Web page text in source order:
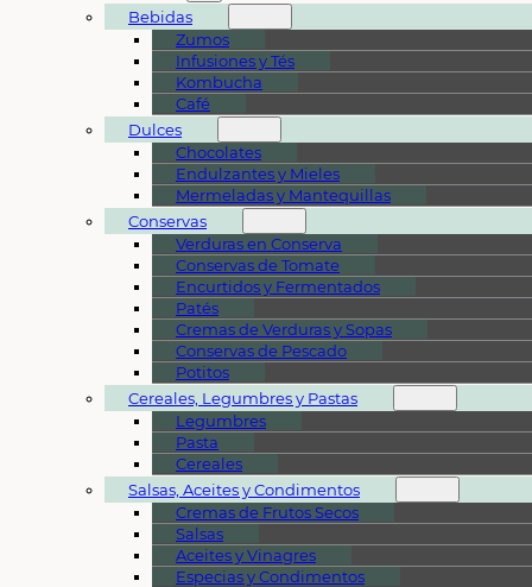
Bebidas
Zumos
Infusiones y Tés
Kombucha
Café
Dulces
Chocolates
Endulzantes y Mieles
Mermeladas y Mantequillas
Conservas
Verduras en Conserva
Conservas de Tomate
Encurtidos y Fermentados
Patés
Cremas de Verduras y Sopas
Conservas de Pescado
Potitos
Cereales, Legumbres y Pastas
Legumbres
Pasta
Cereales
Salsas, Aceites y Condimentos
Cremas de Frutos Secos
Salsas
Aceites y Vinagres
Especias y Condimentos